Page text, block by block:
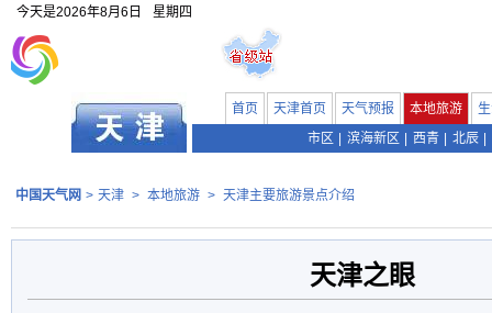
今天是2026年8月6日 星期四
首页 天津首页 天气预报 本地旅游
市区
滨海新区 西青 北辰
中国天气网 > 天津 > 本地旅游 > 天津主要旅游景点介绍
天津之眼